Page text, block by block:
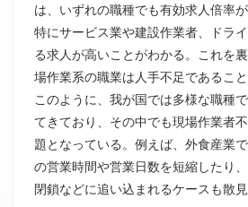
は、いずれの職種でも有効求人倍率
特にサービス業や建設作業者、ドラ
る求人が高いことがわかる。これを
場作業系の職業は人手不足であること
このように、我が国では多様な職種
てきており、その中でも現場作業者
題となっている。例えば、外食産業
の営業時間や営業日数を短縮したり
閉鎖などに追い込まれるケースも散見